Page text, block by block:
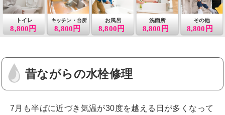
8,800円
トイレ
8,800円
キッチン・台所 お風呂
8,800円
洗面所
8,800円
その他
8,800円
昔ながらの水栓修理
7月も半ばに近づき気温が30度を越える日が多くなって